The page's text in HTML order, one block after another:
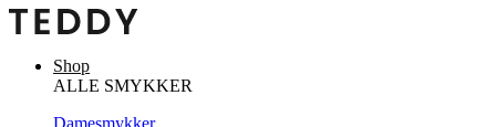
Shop
ALLE SMYKKER
Damesmykker